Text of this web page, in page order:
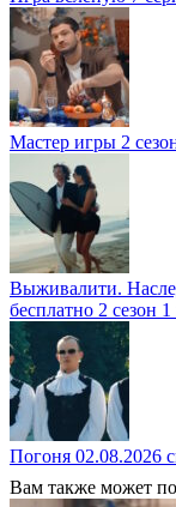
Мастер игры 2
Выживалити.
бесплатно 2 сезон
Погоня 02.08.2026
Вам также может